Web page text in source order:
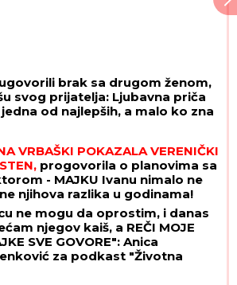
brak sa drugom ženom,
svog prijatelja: Ljubavna priča
od najlepših, a malo ko zna
VRBAŠKI POKAZALA VERENIČKI
progovorila o planovima sa
- MAJKU Ivanu nimalo ne
njihova razlika u godinama!
ne mogu da oprostim, i danas
njegov kaiš, a REČI MOJE
SVE GOVORE": Anica
za podkast "Životna